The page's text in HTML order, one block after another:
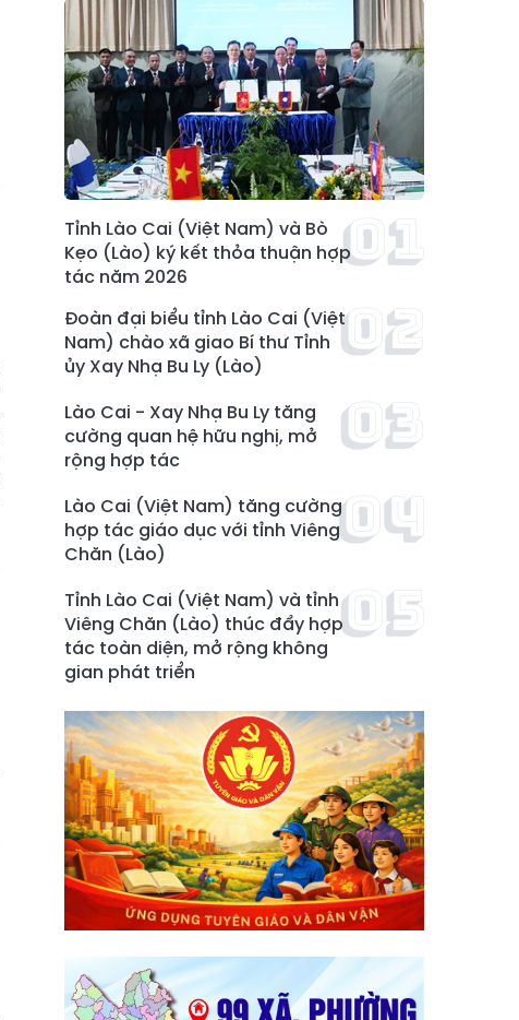
Tỉnh Lào Cai (Việt Nam) và Bò
Kẹo (Lào) ký kết thỏa thuận hợp
tác năm 2026
Đoàn đại biểu tỉnh Lào Cai (Việt
Nam) chào xã giao Bí thư Tỉnh
ủy Xay Nhạ Bu Ly (Lào)
Lào Cai - Xay Nhạ Bu Ly tăng
cường quan hệ hữu nghị, mở
rộng hợp tác
Lào Cai (Việt Nam) tăng cường
hợp tác giáo dục với tỉnh Viêng
Chăn (Lào)
Tỉnh Lào Cai (Việt Nam) và tỉnh
Viêng Chăn (Lào) thúc đẩy hợp
tác toàn diện, mở rộng không
gian phát triển